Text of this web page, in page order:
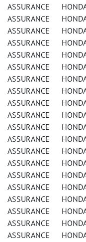
ASSURANCE
ASSURANCE
ASSURANCE
ASSURANCE
ASSURANCE
ASSURANCE
ASSURANCE
ASSURANCE
ASSURANCE
ASSURANCE
ASSURANCE
ASSURANCE
ASSURANCE
ASSURANCE
ASSURANCE
ASSURANCE
ASSURANCE
ASSURANCE
ASSURANCE
ASSURANCE